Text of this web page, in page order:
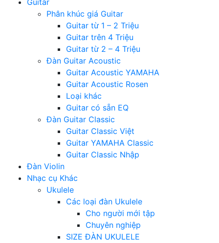
Guitar
Phân khúc giá Guitar
Guitar từ 1 – 2 Triệu
Guitar trên 4 Triệu
Guitar từ 2 – 4 Triệu
Đàn Guitar Acoustic
Guitar Acoustic YAMAHA
Guitar Acoustic Rosen
Loại khác
Guitar có sẵn EQ
Đàn Guitar Classic
Guitar Classic Việt
Guitar YAMAHA Classic
Guitar Classic Nhập
Đàn Violin
Nhạc cụ Khác
Ukulele
Các loại đàn Ukulele
Cho người mới tập
Chuyên nghiệp
SIZE ĐÀN UKULELE